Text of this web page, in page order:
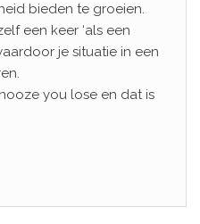
bieden te groeien.
een keer ‘als een
je situatie in een
you lose en dat is